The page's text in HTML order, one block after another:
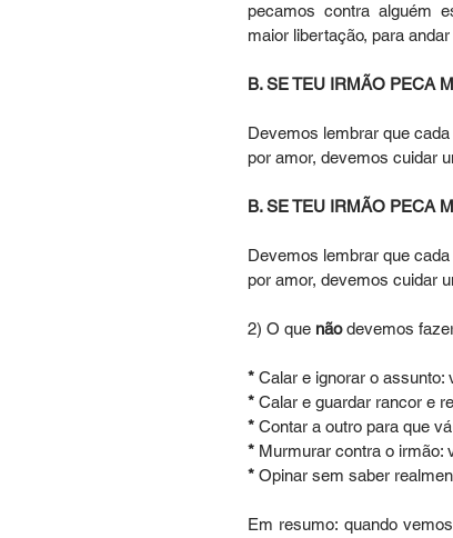
pecamos contra alguém
maior libertação, para
B. SE TEU IRMÃO PECA
Devemos lembrar que
por amor, devemos cuidar
B. SE TEU IRMÃO PECA
Devemos lembrar que
por amor, devemos cuidar
2) O que não devemos
* Calar e ignorar o assunto:
* Calar e guardar rancor e
* Contar a outro para que
* Murmurar contra o irmão:
* Opinar sem saber
Em resumo: quando